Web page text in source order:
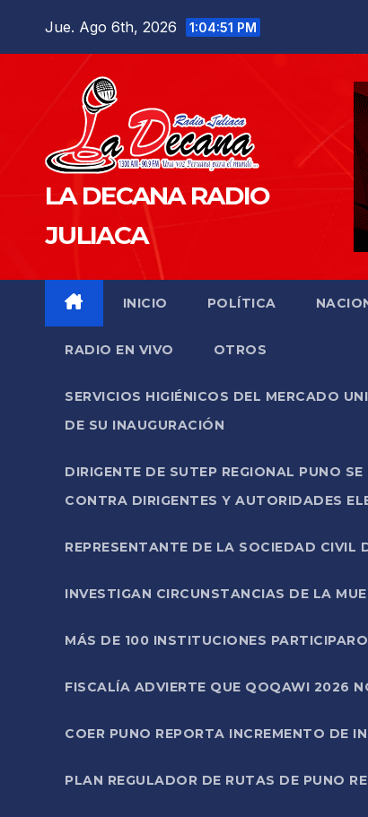
Jue. Ago 6th, 2026 1:04:52 PM
LA DECANA RADIO
JULIACA
INICIO POLÍTICA
RADIO EN VIVO OTROS
SERVICIOS HIGIÉNICOS DEL MERCADO
DE SU INAUGURACIÓN
DIRIGENTE DE SUTEP REGIONAL PUNO
CONTRA DIRIGENTES Y AUTORIDADES
REPRESENTANTE DE LA SOCIEDAD CIVIL
INVESTIGAN CIRCUNSTANCIAS DE LA
MÁS DE 100 INSTITUCIONES
FISCALÍA ADVIERTE QUE QOQAWI 2026
COER PUNO REPORTA INCREMENTO DE
PLAN REGULADOR DE RUTAS DE PUNO